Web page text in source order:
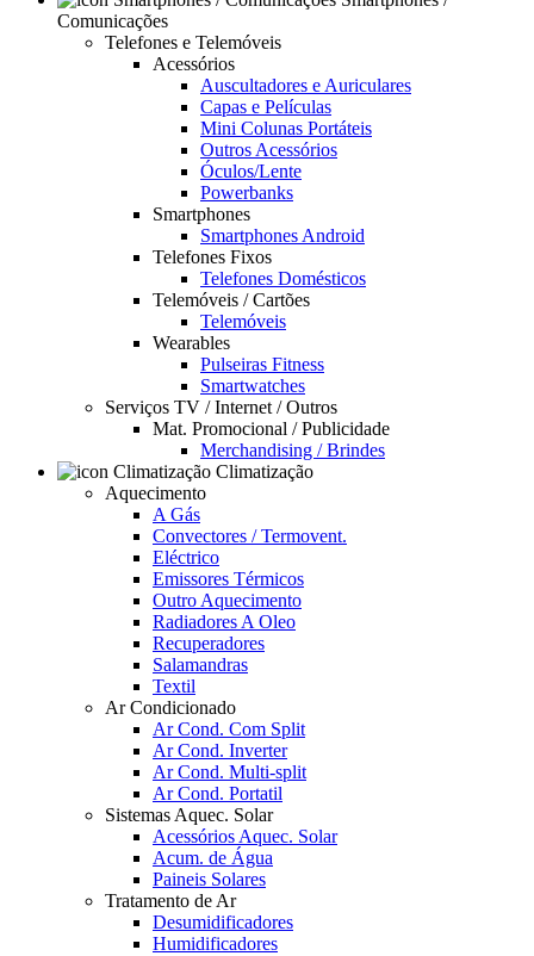
Comunicações
Telefones e Telemóveis
Acessórios
Auscultadores e Auriculares
Capas e Películas
Mini Colunas Portáteis
Outros Acessórios
Óculos/Lente
Powerbanks
Smartphones
Smartphones Android
Telefones Fixos
Telefones Domésticos
Telemóveis / Cartões
Telemóveis
Wearables
Pulseiras Fitness
Smartwatches
Serviços TV / Internet / Outros
Mat. Promocional / Publicidade
Merchandising / Brindes
Climatização
Aquecimento
A Gás
Convectores / Termovent.
Eléctrico
Emissores Térmicos
Outro Aquecimento
Radiadores A Oleo
Recuperadores
Salamandras
Textil
Ar Condicionado
Ar Cond. Com Split
Ar Cond. Inverter
Ar Cond. Multi-split
Ar Cond. Portatil
Sistemas Aquec. Solar
Acessórios Aquec. Solar
Acum. de Água
Paineis Solares
Tratamento de Ar
Desumidificadores
Humidificadores